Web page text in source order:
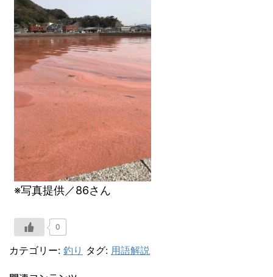
※写真提供／86さん
0
カテゴリー: 釣り タグ: 用語解説